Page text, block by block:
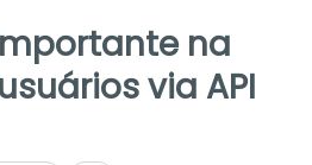
na
via API